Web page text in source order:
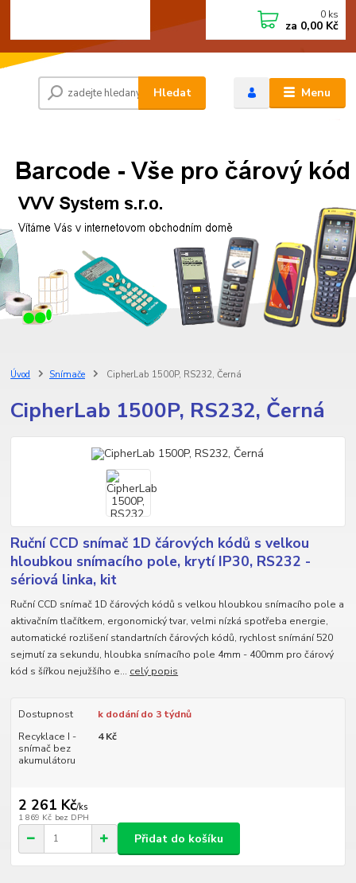
Menu
Hledat
0 ks
za 0,00 Kč
Úvod Snímače CipherLab 1500P, RS232, Černá
CipherLab 1500P, RS232, Černá
Ruční CCD snímač 1D čárových kódů s velkou
hloubkou snímacího pole, krytí IP30, RS232 -
sériová linka, kit
Ruční CCD snímač 1D čárových kódů s velkou hloubkou snímacího pole a
aktivačním tlačítkem, ergonomický tvar, velmi nízká spotřeba energie,
automatické rozlišení standartních čárových kódů, rychlost snímání 520
sejmutí za sekundu, hloubka snímacího pole 4mm - 400mm pro čárový
kód s šířkou nejužšího e... celý popis
Dostupnost
k dodání do 3 týdnů
Recyklace I -
snímač bez
akumulátoru
4 Kč
2 261 Kč/ks
1 869 Kč bez DPH
Přidat do košíku